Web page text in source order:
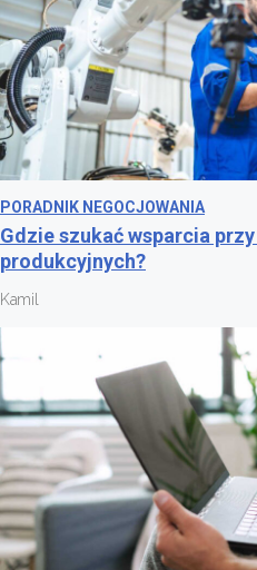
PORADNIK NEGOCJOWANIA
Gdzie szukać wsparcia
produkcyjnych?
Kamil